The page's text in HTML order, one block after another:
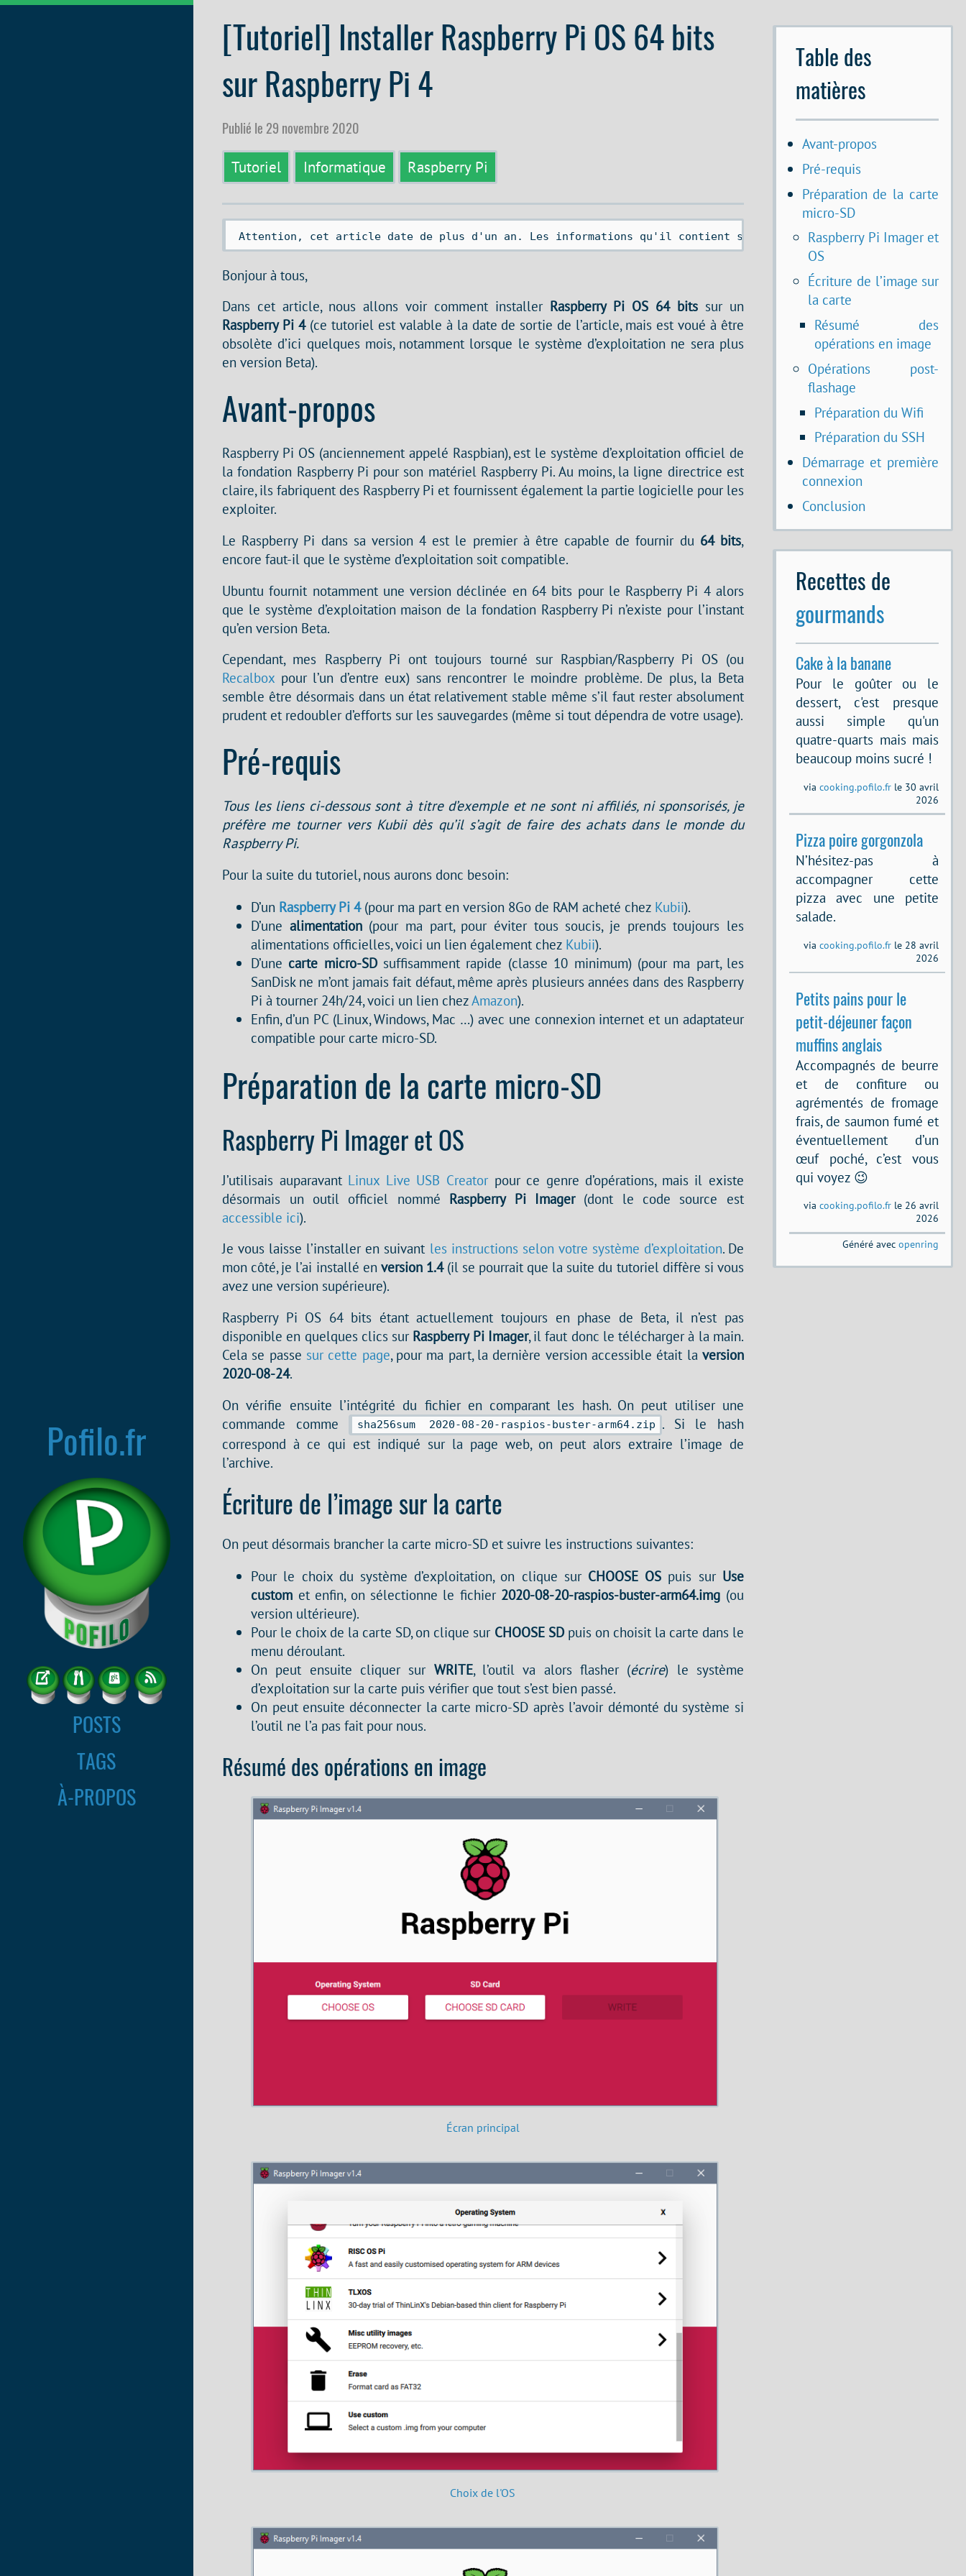
Pofilo.fr
POSTS
TAGS
À-PROPOS
[Tutoriel] Installer Raspberry Pi OS 64 bits
sur Raspberry Pi 4
Publié le 29 novembre 2020
Tutoriel Informatique Raspberry Pi
Attention, cet article date de plus d'un an. Les informations qu'il contient sont peut-être obsolètes.
Bonjour à tous,
Dans cet article, nous allons voir comment installer Raspberry Pi OS 64 bitssur un
Raspberry Pi 4(ce tutoriel est valable à la date de sortie de l’article, mais est voué à être
obsolète d’ici quelques mois, notamment lorsque le système d’exploitation ne sera plus
en version Beta).
Avant-propos
Raspberry Pi OS (anciennement appelé Raspbian), est le système d’exploitation officiel de
la fondation Raspberry Pi pour son matériel Raspberry Pi. Au moins, la ligne directrice est
claire, ils fabriquent des Raspberry Pi et fournissent également la partie logicielle pour les
exploiter.
Le Raspberry Pi dans sa version 4 est le premier à être capable de fournir du 64 bits,
encore faut-il que le système d’exploitation soit compatible.
Ubuntu fournit notamment une version déclinée en 64 bits pour le Raspberry Pi 4 alors
que le système d’exploitation maison de la fondation Raspberry Pi n’existe pour l’instant
qu’en version Beta.
Cependant, mes Raspberry Pi ont toujours tourné sur Raspbian/Raspberry Pi OS (ou
Recalbox pour l’un d’entre eux) sans rencontrer le moindre problème. De plus, la Beta
semble être désormais dans un état relativement stable même s’il faut rester absolument
prudent et redoubler d’efforts sur les sauvegardes (même si tout dépendra de votre usage).
Pré-requis
Tous les liens ci-dessous sont à titre d’exemple et ne sont ni affiliés, ni sponsorisés, je
préfère me tourner vers Kubii dès qu’il s’agit de faire des achats dans le monde du
Raspberry Pi.
Pour la suite du tutoriel, nous aurons donc besoin:
D’un Raspberry Pi 4(pour ma part en version 8Go de RAM acheté chez Kubii).
D’une alimentation(pour ma part, pour éviter tous soucis, je prends toujours les
alimentations officielles, voici un lien également chez Kubii).
D’une carte micro-SDsuffisamment rapide (classe 10 minimum) (pour ma part, les
SanDisk ne m’ont jamais fait défaut, même après plusieurs années dans des Raspberry
Pi à tourner 24h/24, voici un lien chezAmazon).
Enfin, d’un PC (Linux, Windows, Mac …) avec une connexion internet et un adaptateur
compatible pour carte micro-SD.
Préparation de la carte micro-SD
Raspberry Pi Imager et OS
J’utilisais auparavant Linux Live USB Creatorpour ce genre d’opérations, mais il existe
désormais un outil officiel nommé Raspberry Pi Imager(dont le code source est
accessible ici).
Je vous laisse l’installer en suivant les instructions selon votre système d’exploitation. De
mon côté, je l’ai installé en version 1.4(il se pourrait que la suite du tutoriel diffère si vous
avez une version supérieure).
Raspberry Pi OS 64 bits étant actuellement toujours en phase de Beta, il n’est pas
disponible en quelques clics sur Raspberry Pi Imager, il faut donc le télécharger à la main.
Cela se passe sur cette page, pour ma part, la dernière version accessible était la version
2020-08-24.
On vérifie ensuite l’intégrité du fichier en comparant les hash. On peut utiliser une
commande comme
sha256sum 2020-08-20-raspios-buster-arm64.zip
. Si le hash
correspond à ce qui est indiqué sur la page web, on peut alors extraire l’image de
l’archive.
Écriture de l’image sur la carte
On peut désormais brancher la carte micro-SD et suivre les instructions suivantes:
Pour le choix du système d’exploitation, on clique sur CHOOSE OS puis sur Use
custom et enfin, on sélectionne le fichier 2020-08-20-raspios-buster-arm64.img (ou
version ultérieure).
Pour le choix de la carte SD, on clique sur CHOOSE SDpuis on choisit la carte dans le
menu déroulant.
On peut ensuite cliquer sur WRITE, l’outil va alors flasher (écrire) le système
d’exploitation sur la carte puis vérifier que tout s’est bien passé.
On peut ensuite déconnecter la carte micro-SD après l’avoir démonté du système si
l’outil ne l’a pas fait pour nous.
Résumé des opérations en image
Écran principal
Choix de l'OS
Table des
matières
Avant-propos
Pré-requis
Préparation de la carte
micro-SD
Raspberry Pi Imager et
OS
Écriture de l’image sur
la carte
Résumé des
opérations en image
Opérations post-
flashage
Préparation du Wifi
Préparation du SSH
Démarrage et première
connexion
Conclusion
Recettes de
gourmands
Cake à la banane
Pour le goûter ou le
dessert, c'est presque
aussi simple qu'un
quatre-quarts mais mais
beaucoup moins sucré !
viacooking.pofilo.fr le 30 avril
2026
Pizza poire gorgonzola
N’hésitez-pas à
accompagner cette
pizza avec une petite
salade.
viacooking.pofilo.fr le 28 avril
2026
Petits pains pour le
petit-déjeuner façon
muffins anglais
Accompagnés de beurre
et de confiture ou
agrémentés de fromage
frais, de saumon fumé et
éventuellement d’un
œuf poché, c’est vous
qui voyez 😉
viacooking.pofilo.fr le 26 avril
2026
Généré avecopenring